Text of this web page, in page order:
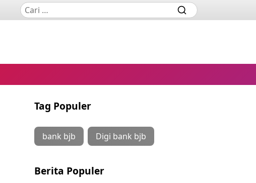
Tag Populer
bank bjb Digi bank bjb
Berita Populer